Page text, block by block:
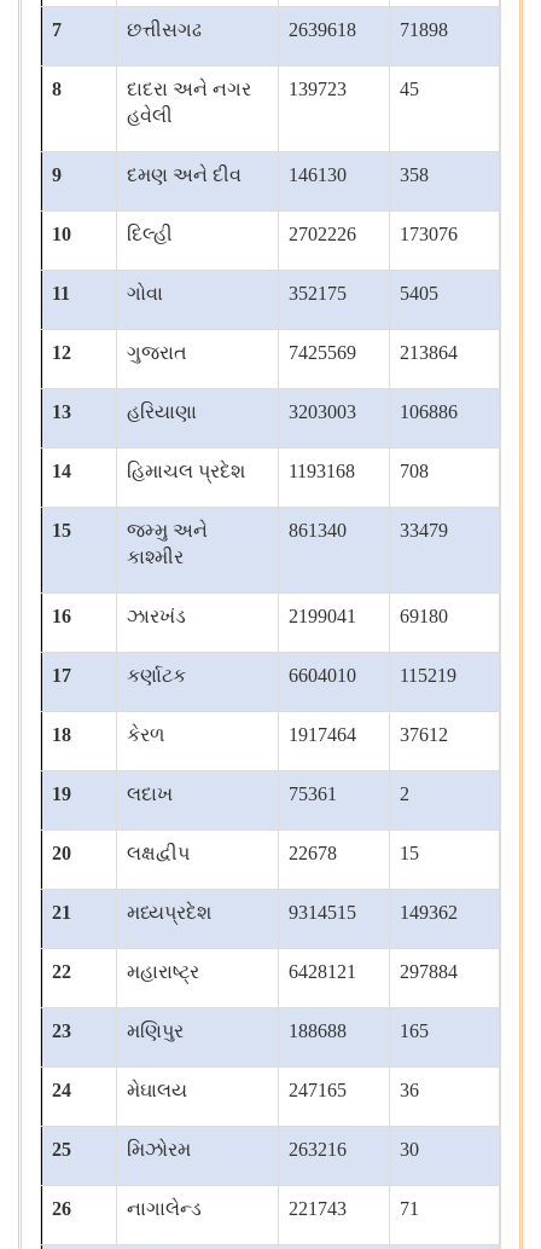
7 છત્તીસગઢ 2639618 71898
8
દાદરા અને નગર
હવેલી
139723 45
9 દમણ અને દીવ 146130 358
10 દિલ્હી 2702226 173076
11 ગોવા 352175 5405
12 ગુજરાત 7425569 213864
13 હરિયાણા 3203003 106886
14 હિમાચલ પ્રદેશ 1193168 708
15
જમ્મુ અને
કાશ્મીર
861340 33479
16 ઝારખંડ 2199041 69180
17 કર્ણાટક 6604010 115219
18 કેરળ 1917464 37612
19 લદાખ 75361 2
20 લક્ષદ્વીપ 22678 15
21 મધ્યપ્રદેશ 9314515 149362
22 મહારાષ્ટ્ર 6428121 297884
23 મણિપુર 188688 165
24 મેઘાલય 247165 36
25 મિઝોરમ 263216 30
26 નાગાલેન્ડ 221743 71